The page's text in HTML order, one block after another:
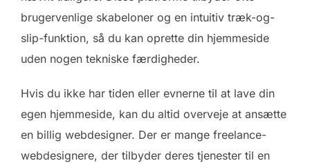
brugervenlige skabeloner og en intuitiv træk-og-
slip-funktion, så du kan oprette din hjemmeside
uden nogen tekniske færdigheder.
Hvis du ikke har tiden eller evnerne til at lave din
egen hjemmeside, kan du altid overveje at ansætte
en billig webdesigner. Der er mange freelance-
webdesignere, der tilbyder deres tjenester til en